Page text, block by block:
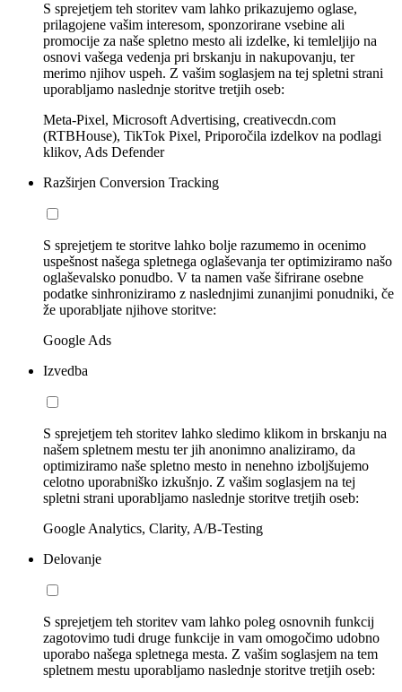
S sprejetjem teh storitev vam lahko prikazujemo oglase,
prilagojene vašim interesom, sponzorirane vsebine ali
promocije za naše spletno mesto ali izdelke, ki temleljijo na
osnovi vašega vedenja pri brskanju in nakupovanju, ter
merimo njihov uspeh. Z vašim soglasjem na tej spletni strani
uporabljamo naslednje storitve tretjih oseb:
Meta-Pixel, Microsoft Advertising, creativecdn.com
(RTBHouse), TikTok Pixel, Priporočila izdelkov na podlagi
klikov, Ads Defender
Razširjen Conversion Tracking
S sprejetjem te storitve lahko bolje razumemo in ocenimo
uspešnost našega spletnega oglaševanja ter optimiziramo našo
oglaševalsko ponudbo. V ta namen vaše šifrirane osebne
podatke sinhroniziramo z naslednjimi zunanjimi ponudniki, če
že uporabljate njihove storitve:
Google Ads
Izvedba
S sprejetjem teh storitev lahko sledimo klikom in brskanju na
našem spletnem mestu ter jih anonimno analiziramo, da
optimiziramo naše spletno mesto in nenehno izboljšujemo
celotno uporabniško izkušnjo. Z vašim soglasjem na tej
spletni strani uporabljamo naslednje storitve tretjih oseb:
Google Analytics, Clarity, A/B-Testing
Delovanje
S sprejetjem teh storitev vam lahko poleg osnovnih funkcij
zagotovimo tudi druge funkcije in vam omogočimo udobno
uporabo našega spletnega mesta. Z vašim soglasjem na tem
spletnem mestu uporabljamo naslednje storitve tretjih oseb: